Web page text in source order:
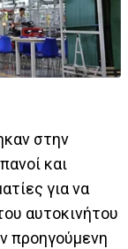
στην
και
για να
αυτοκινήτου
προηγούμενη